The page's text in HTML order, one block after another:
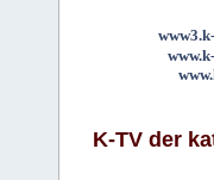
K-TV der